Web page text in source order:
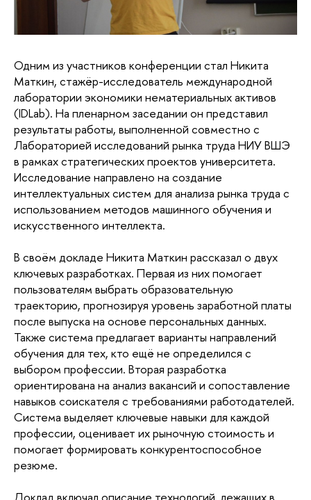
Одним из участников конференции стал Никита
Маткин, стажёр-исследователь международной
лаборатории экономики нематериальных активов
(IDLab). На пленарном заседании он представил
результаты работы, выполненной совместно с
Лабораторией исследований рынка труда НИУ ВШЭ
в рамках стратегических проектов университета.
Исследование направлено на создание
интеллектуальных систем для анализа рынка труда с
использованием методов машинного обучения и
искусственного интеллекта.
В своём докладе Никита Маткин рассказал о двух
ключевых разработках. Первая из них помогает
пользователям выбрать образовательную
траекторию, прогнозируя уровень заработной платы
после выпуска на основе персональных данных.
Также система предлагает варианты направлений
обучения для тех, кто ещё не определился с
выбором профессии. Вторая разработка
ориентирована на анализ вакансий и сопоставление
навыков соискателя с требованиями работодателей.
Система выделяет ключевые навыки для каждой
профессии, оценивает их рыночную стоимость и
помогает формировать конкурентоспособное
резюме.